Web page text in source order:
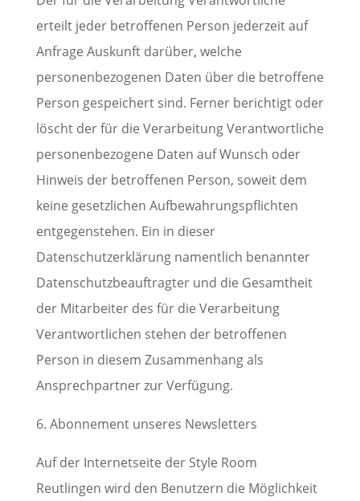
erteilt jeder betroffenen Person jederzeit auf
Anfrage Auskunft darüber, welche
personenbezogenen Daten über die betroffene
Person gespeichert sind. Ferner berichtigt oder
löscht der für die Verarbeitung Verantwortliche
personenbezogene Daten auf Wunsch oder
Hinweis der betroffenen Person, soweit dem
keine gesetzlichen Aufbewahrungspflichten
entgegenstehen. Ein in dieser
Datenschutzerklärung namentlich benannter
Datenschutzbeauftragter und die Gesamtheit
der Mitarbeiter des für die Verarbeitung
Verantwortlichen stehen der betroffenen
Person in diesem Zusammenhang als
Ansprechpartner zur Verfügung.
6. Abonnement unseres Newsletters
Auf der Internetseite der Style Room
Reutlingen wird den Benutzern die Möglichkeit